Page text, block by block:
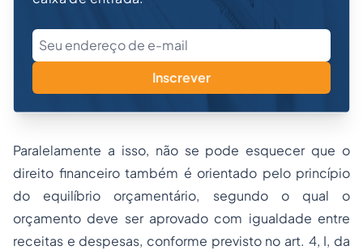
Inscrever
Paralelamente a isso, não se pode esquecer que o
direito financeiro também é orientado pelo princípio
do equilíbrio orçamentário, segundo o qual o
orçamento deve ser aprovado com igualdade entre
receitas e despesas, conforme previsto no art. 4, I, da